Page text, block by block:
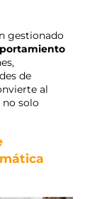
gestionado
de
al
solo